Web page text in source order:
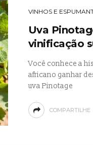
VINHOS E
Uva
vinificação
Você conhece a
africano ganhar
uva Pinotage
COMPARTILHE